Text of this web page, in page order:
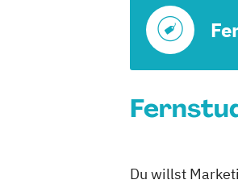
Du willst